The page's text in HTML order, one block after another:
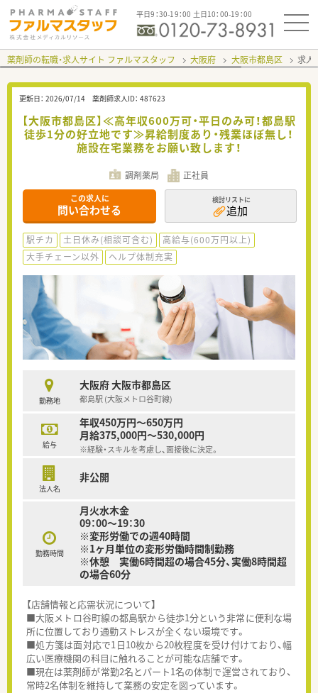
平日9：30-19：00 土日10：00-19：00
薬剤師の転職・求人サイト ファルマスタッフ 大阪府 大阪市都島区 求人
更新日： 2026/07/14 薬剤師求人ID： 487623
【大阪市都島区】≪高年収600万可・平日のみ可！都島駅
徒歩1分の好立地です≫昇給制度あり・残業ほぼ無し！
施設在宅業務をお願い致します！
調剤薬局 正社員
この求人に
問い合わせる
検討リストに
追加
駅チカ 土日休み(相談可含む)
高給与(600万円以上)
大手チェーン以外
ヘルプ体制充実
勤務地
大阪府 大阪市都島区
都島駅 (大阪メトロ谷町線)
給与
年収450万円～650万円
月給375,000円～530,000円
※経験・スキルを考慮し、面接後に決定。
法人名
非公開
勤務時間
月火水木金
09：00～19：30
※変形労働での週40時間
※1ヶ月単位の変形労働時間制勤務
※休憩 実働6時間超の場合45分、実働8時間超
の場合60分
【店舗情報と応需状況について】
■大阪メトロ谷町線の都島駅から徒歩1分という非常に便利な場
所に位置しており通勤ストレスが全くない環境です。
■処方箋は面対応で1日10枚から20枚程度を受け付けており、幅
広い医療機関の科目に触れることが可能な店舗です。
■現在は薬剤師が常勤2名とパート1名の体制で運営されており、
常時2名体制を維持して業務の安定を図っています。